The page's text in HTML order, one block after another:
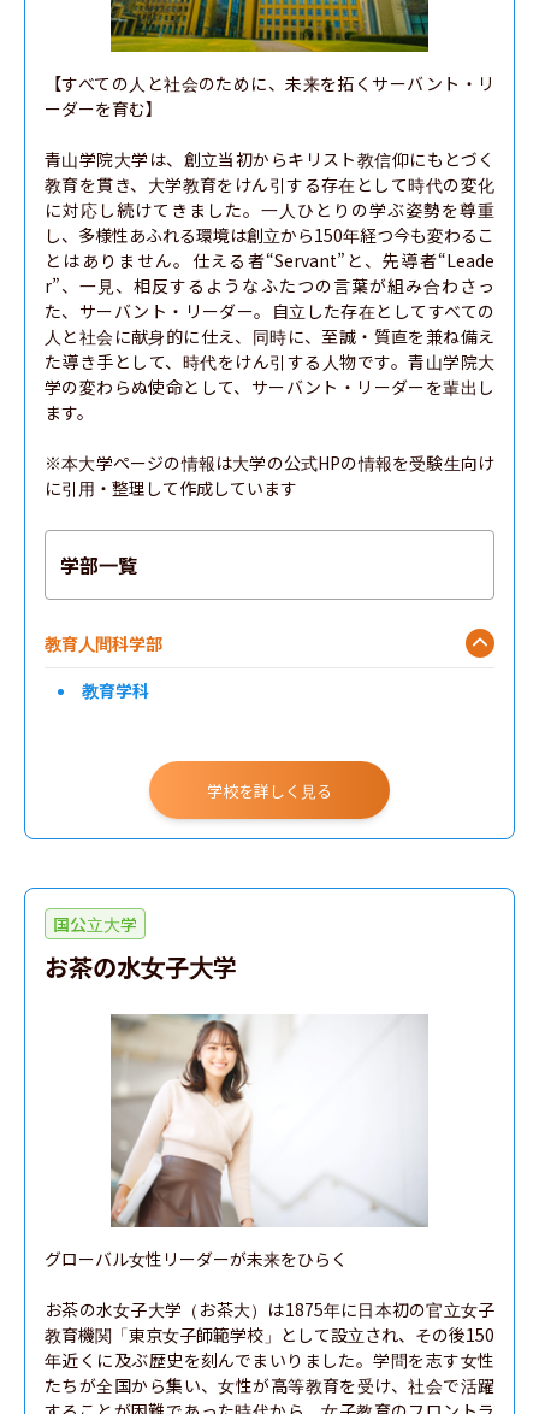
【すべての人と社会のために、未来を拓くサーバント・リ
ーダーを育む】
青山学院大学は、創立当初からキリスト教信仰にもとづく
教育を貫き、大学教育をけん引する存在として時代の変化
に対応し続けてきました。一人ひとりの学ぶ姿勢を尊重
し、多様性あふれる環境は創立から150年経つ今も変わるこ
とはありません。仕える者“Servant”と、先導者“Leade
r”、一見、相反するようなふたつの言葉が組み合わさっ
た、サーバント・リーダー。自立した存在としてすべての
人と社会に献身的に仕え、同時に、至誠・質直を兼ね備え
た導き手として、時代をけん引する人物です。青山学院大
学の変わらぬ使命として、サーバント・リーダーを輩出し
ます。
※本大学ページの情報は大学の公式HPの情報を受験生向け
に引用・整理して作成しています
学部一覧
教育人間科学部
教育学科
学校を詳しく見る
国公立大学
お茶の水女子大学
グローバル女性リーダーが未来をひらく
お茶の水女子大学（お茶大）は1875年に日本初の官立女子
教育機関「東京女子師範学校」として設立され、その後150
年近くに及ぶ歴史を刻んでまいりました。学問を志す女性
たちが全国から集い、女性が高等教育を受け、社会で活躍